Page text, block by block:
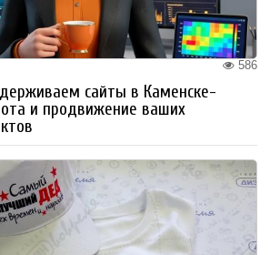
586
сайты в Каменске-
и продвижение ваших